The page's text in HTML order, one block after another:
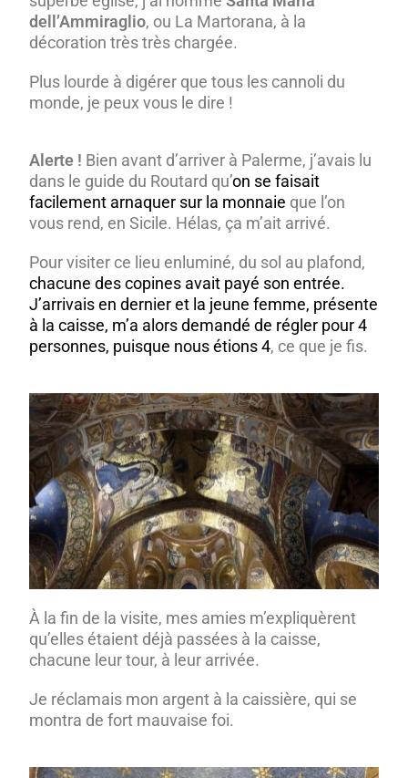
dell’Ammiraglio, ou La Martorana, à la
décoration très très chargée.
Plus lourde à digérer que tous les cannoli du
monde, je peux vous le dire !
Alerte ! Bien avant d’arriver à Palerme, j’avais lu
dans le guide du Routard qu’on se faisait
facilement arnaquer sur la monnaie que l’on
vous rend, en Sicile. Hélas, ça m’ait arrivé.
Pour visiter ce lieu enluminé, du sol au plafond,
chacune des copines avait payé son entrée.
J’arrivais en dernier et la jeune femme, présente
à la caisse, m’a alors demandé de régler pour 4
personnes, puisque nous étions 4, ce que je fis.
À la fin de la visite, mes amies m’expliquèrent
qu’elles étaient déjà passées à la caisse,
chacune leur tour, à leur arrivée.
Je réclamais mon argent à la caissière, qui se
montra de fort mauvaise foi.